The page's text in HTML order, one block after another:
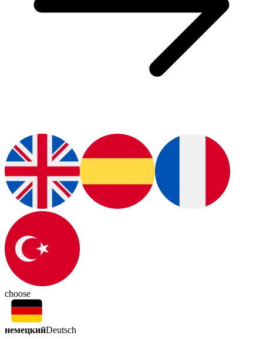
choose
немецкийDeutsch